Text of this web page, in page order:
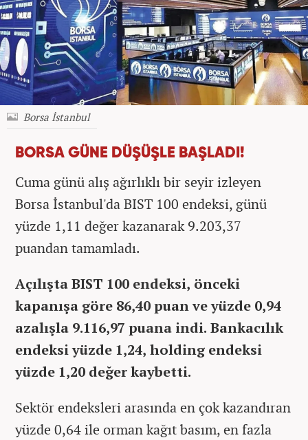
Borsa İstanbul
BORSA GÜNE DÜŞÜŞLE BAŞLADI!
Cuma günü alış ağırlıklı bir seyir izleyen
Borsa İstanbul'da BIST 100 endeksi, günü
yüzde 1,11 değer kazanarak 9.203,37
puandan tamamladı.
Açılışta BIST 100 endeksi, önceki
kapanışa göre 86,40 puan ve yüzde 0,94
azalışla 9.116,97 puana indi. Bankacılık
endeksi yüzde 1,24, holding endeksi
yüzde 1,20 değer kaybetti.
Sektör endeksleri arasında en çok kazandıran
yüzde 0,64 ile orman kağıt basım, en fazla